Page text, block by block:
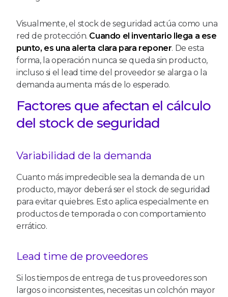
Visualmente, el stock de seguridad actúa como una
red de protección. Cuando el inventario llega a ese
punto, es una alerta clara para reponer. De esta
forma, la operación nunca se queda sin producto,
incluso si el lead time del proveedor se alarga o la
demanda aumenta más de lo esperado.
Factores que afectan el cálculo
del stock de seguridad
Variabilidad de la demanda
Cuanto más impredecible sea la demanda de un
producto, mayor deberá ser el stock de seguridad
para evitar quiebres. Esto aplica especialmente en
productos de temporada o con comportamiento
errático.
Lead time de proveedores
Si los tiempos de entrega de tus proveedores son
largos o inconsistentes, necesitas un colchón mayor